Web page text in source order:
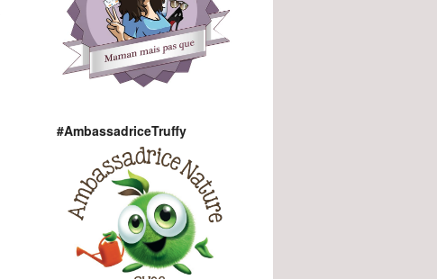
#AmbassadriceTruffy